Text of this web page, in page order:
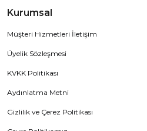
Kurumsal
Müşteri Hizmetleri İletişim
Üyelik Sözleşmesi
KVKK Politikası
Aydınlatma Metni
Gizlilik ve Çerez Politikası